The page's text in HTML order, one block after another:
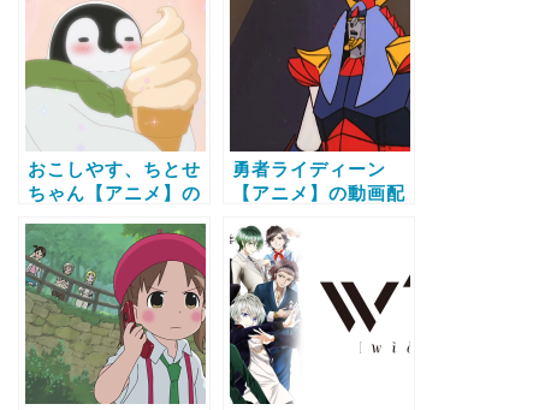
話視聴する方法
ビス比較と無料で全
話視聴する方法
おこしやす、ちとせ
ちゃん【アニメ】の
較と無料で全話視聴
する方法
勇者ライディーン
【アニメ】の動画配
料で全話視聴する方
法